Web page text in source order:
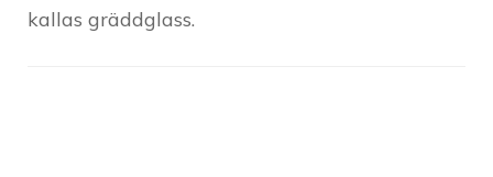
kallas gräddglass.